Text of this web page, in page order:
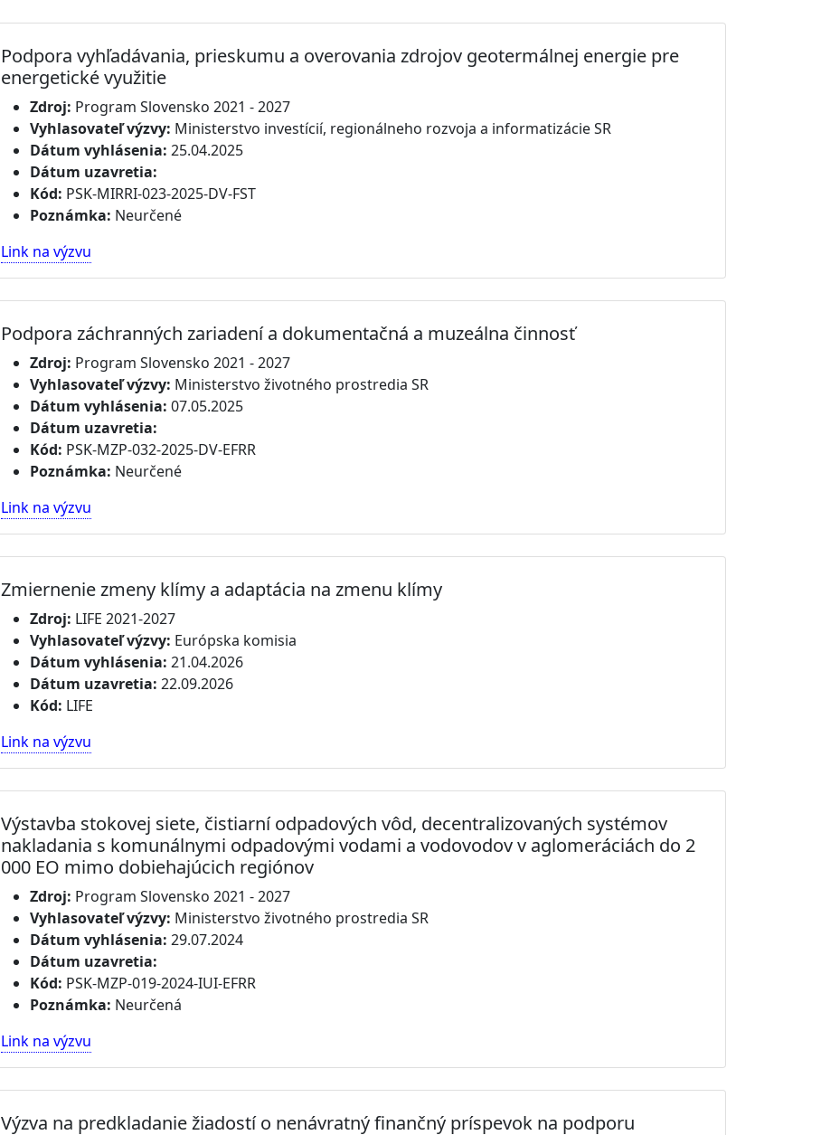
Podpora vyhľadávania, prieskumu a overovania zdrojov geotermálnej energie pre
energetické využitie
Zdroj: Program Slovensko 2021 - 2027
Vyhlasovateľ výzvy: Ministerstvo investícií, regionálneho rozvoja a informatizácie SR
Dátum vyhlásenia: 25.04.2025
Dátum uzavretia:
Kód: PSK-MIRRI-023-2025-DV-FST
Poznámka: Neurčené
Link na výzvu
Podpora záchranných zariadení a dokumentačná a muzeálna činnosť
Zdroj: Program Slovensko 2021 - 2027
Vyhlasovateľ výzvy: Ministerstvo životného prostredia SR
Dátum vyhlásenia: 07.05.2025
Dátum uzavretia:
Kód: PSK-MZP-032-2025-DV-EFRR
Poznámka: Neurčené
Link na výzvu
Zmiernenie zmeny klímy a adaptácia na zmenu klímy
Zdroj: LIFE 2021-2027
Vyhlasovateľ výzvy: Európska komisia
Dátum vyhlásenia: 21.04.2026
Dátum uzavretia: 22.09.2026
Kód: LIFE
Link na výzvu
Výstavba stokovej siete, čistiarní odpadových vôd, decentralizovaných systémov
nakladania s komunálnymi odpadovými vodami a vodovodov v aglomeráciách do 2
000 EO mimo dobiehajúcich regiónov
Zdroj: Program Slovensko 2021 - 2027
Vyhlasovateľ výzvy: Ministerstvo životného prostredia SR
Dátum vyhlásenia: 29.07.2024
Dátum uzavretia:
Kód: PSK-MZP-019-2024-IUI-EFRR
Poznámka: Neurčená
Link na výzvu
Výzva na predkladanie žiadostí o nenávratný finančný príspevok na podporu